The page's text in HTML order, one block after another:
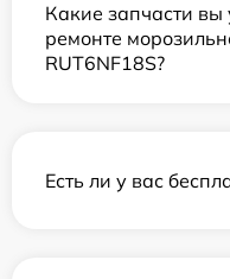
Какие запчасти вы
ремонте
RUT6NF18S?
Есть ли у вас